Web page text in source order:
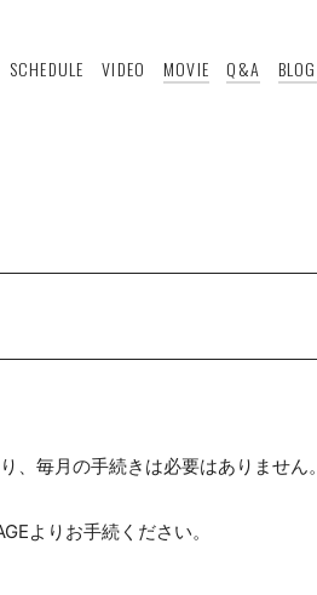
SCHEDULE VIDEO MOVIE Q&A BLOG
毎月の手続きは必要はありません。
よりお手続ください。